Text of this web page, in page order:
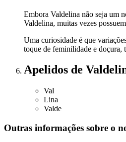
Embora Valdelina não seja um
Valdelina, muitas vezes
Uma curiosidade é que
toque de feminilidade e doçura,
Apelidos de
Val
Lina
Valde
Outras informações sobre o